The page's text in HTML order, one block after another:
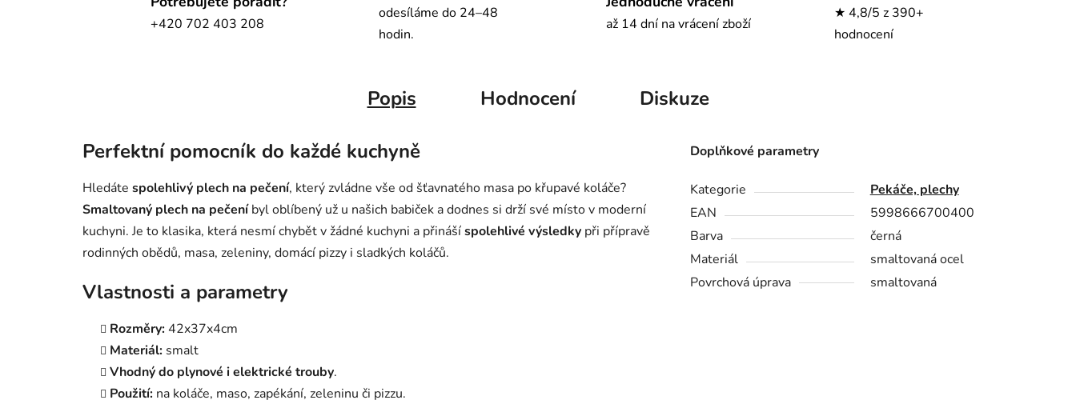
+420 702 403 208
odesíláme do 24–48
hodin.
až 14 dní na vrácení zboží
★ 4,8/5 z 390+
hodnocení
Popis Hodnocení Diskuze
Perfektní pomocník do každé kuchyně
Hledáte spolehlivý plech na pečení, který zvládne vše od šťavnatého masa po křupavé koláče?
Smaltovaný plech na pečeníbyl oblíbený už u našich babiček a dodnes si drží své místo v moderní
kuchyni. Je to klasika, která nesmí chybět v žádné kuchyni a přinášíspolehlivé výsledky při přípravě
rodinných obědů, masa, zeleniny, domácí pizzy i sladkých koláčů.
Vlastnosti a parametry
Rozměry: 42x37x4cm
Materiál: smalt
Vhodný do plynové i elektrické trouby.
Použití: na koláče, maso, zapékání, zeleninu či pizzu.
Doplňkové parametry
Kategorie
Pekáče, plechy
EAN
5998666700400
Barva
černá
Materiál
smaltovaná ocel
Povrchová úprava
smaltovaná